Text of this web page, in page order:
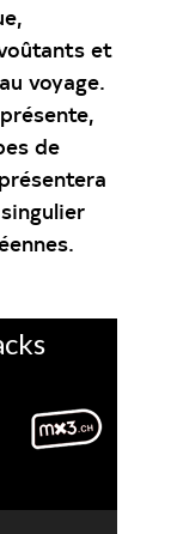
et
voyage.
de